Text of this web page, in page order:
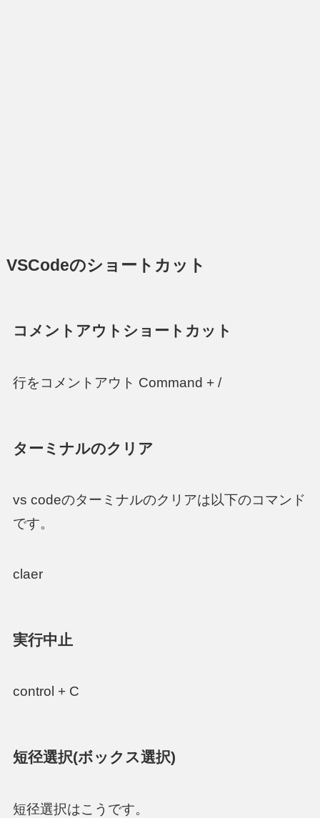
VSCodeのショートカット
コメントアウトショートカット
行をコメントアウト Command + /
ターミナルのクリア
vs codeのターミナルのクリアは以下のコマンド
です。
claer
実行中止
control + C
短径選択(ボックス選択)
短径選択はこうです。